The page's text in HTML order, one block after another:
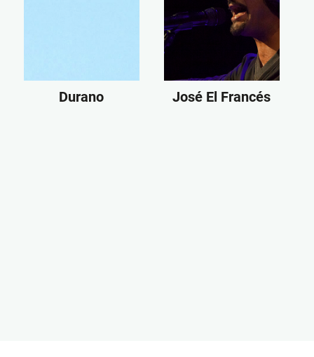
Durano José El Francés